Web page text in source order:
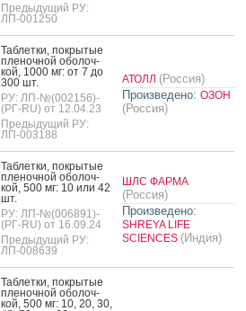
Предыдущий РУ:
ЛП-001250
Таб­летки, пок­ры­тые
пле­ноч­ной обо­лоч­
кой, 1000 мг: от 7 до
300 шт.
РУ: ЛП-№(002156)-
(РГ-RU) от 12.04.23
Предыдущий РУ:
ЛП-003188
АТОЛЛ (Россия)
Произведено: ОЗОН
(Россия)
Таб­летки, пок­ры­тые
пле­ноч­ной обо­лоч­
кой, 500 мг: 10 или 42
шт.
РУ: ЛП-№(006891)-
(РГ-RU) от 16.09.24
Предыдущий РУ:
ЛП-008639
ШЛС ФАРМА
(Россия)
Произведено:
SHREYA LIFE
SCIENCES (Индия)
Таб­летки, пок­ры­тые
пле­ноч­ной обо­лоч­
кой, 500 мг: 10, 20, 30,